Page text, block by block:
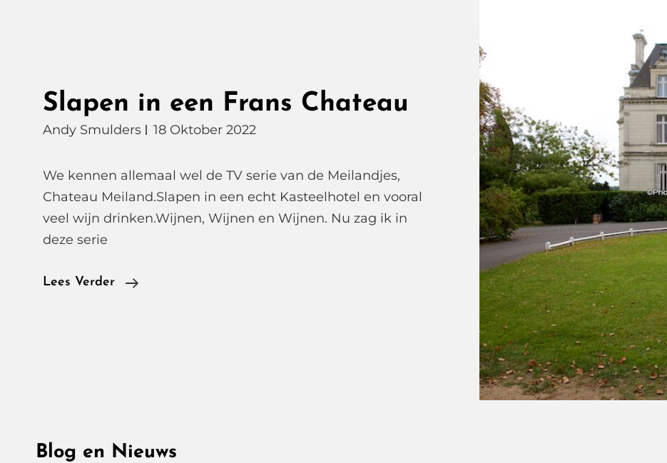
Slapen in een Frans Chateau
Andy Smulders 18 Oktober 2022
We kennen allemaal wel de TV serie van de Meilandjes,
Chateau Meiland.Slapen in een echt Kasteelhotel en vooral
veel wijn drinken.Wijnen, Wijnen en Wijnen. Nu zag ik in
deze serie
Lees Verder
Slapen
Blog en Nieuws